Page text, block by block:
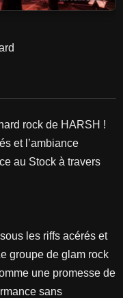
rock de HARSH !
et l’ambiance
au Stock à travers
les riffs acérés et
groupe de glam rock
une promesse de
sans